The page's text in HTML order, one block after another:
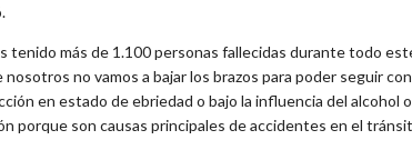
tenido más de 1.100 personas fallecidas durante todo
no vamos a bajar los brazos para poder seguir
en estado de ebriedad o bajo la influencia del alcohol
porque son causas principales de accidentes en el